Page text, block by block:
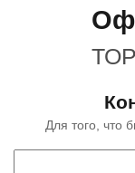
Для того, что